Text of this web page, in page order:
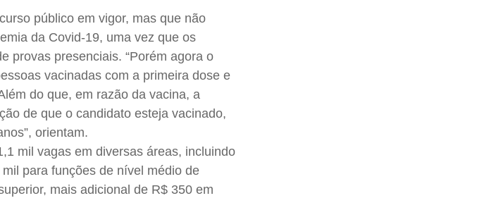
público em vigor, mas que não
da Covid-19, uma vez que os
provas presenciais. “Porém agora o
vacinadas com a primeira dose e
do que, em razão da vacina, a
de que o candidato esteja vacinado,
orientam.
mil vagas em diversas áreas, incluindo
para funções de nível médio de
mais adicional de R$ 350 em